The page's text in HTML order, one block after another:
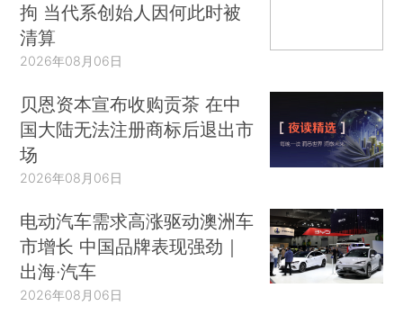
拘 当代系创始人因何此时被
清算
2026年08月06日
贝恩资本宣布收购贡茶 在中
国大陆无法注册商标后退出市
场
2026年08月06日
电动汽车需求高涨驱动澳洲车
市增长 中国品牌表现强劲｜
出海·汽车
2026年08月06日